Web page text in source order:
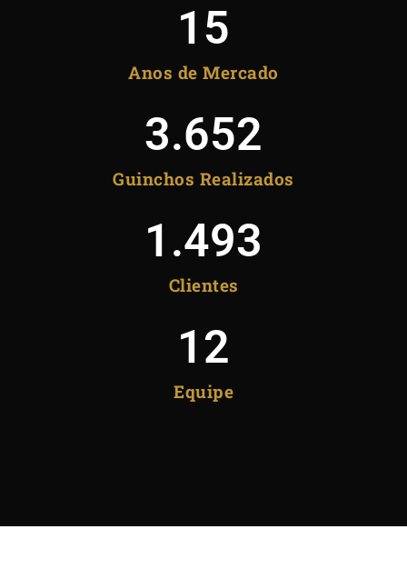
Anos de Mercado
15
Guinchos Realizados
3.652
Clientes
1.493
Equipe
12